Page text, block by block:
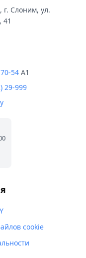
г. Слоним, ул.
41
54 A1
29-999
cookie